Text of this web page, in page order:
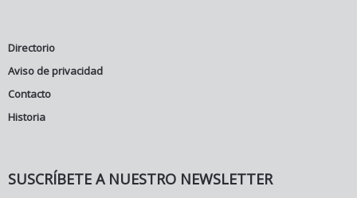
Directorio
Aviso de privacidad
Contacto
Historia
SUSCRÍBETE A NUESTRO NEWSLETTER